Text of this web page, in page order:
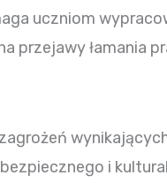
uczniom
przejawy
i